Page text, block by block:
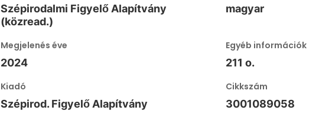
Szépirodalmi Figyelő Alapítvány
(közread.)
magyar
Megjelenés éve
2024
Egyéb információk
211 o.
Kiadó
Szépirod. Figyelő Alapítvány
Cikkszám
3001089058